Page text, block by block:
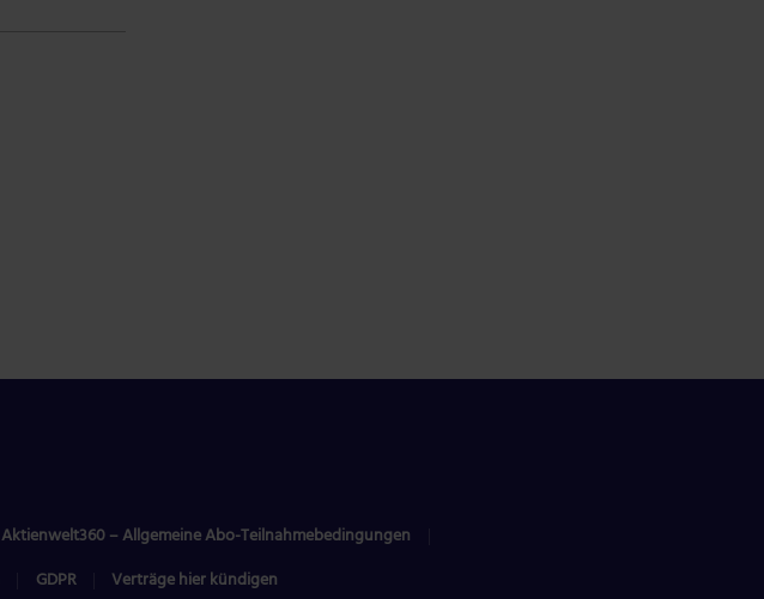
Aktienwelt360 – Allgemeine Abo-Teilnahmebedingungen
GDPR Verträge hier kündigen